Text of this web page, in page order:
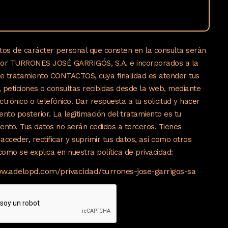
de carácter personal que consten en la consulta serán
TURRONES JOSÉ GARRIGÓS, S.A. e incorporados a la
tratamiento CONTACTOS, cuya finalidad es atender tus
peticiones o consultas recibidas desde la web, mediante
o telefónico. Dar respuesta a tu solicitud y hacer
posterior. La legitimación del tratamiento es tu
Tus datos no serán cedidos a terceros. Tienes
rectificar y suprimir tus datos, así como otros
se explica en nuestra política de privacidad:
privacidad/turrones-jose-garrigos-sa